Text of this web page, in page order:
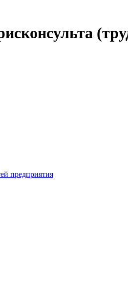
предприятия